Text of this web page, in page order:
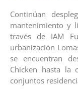
Continúan
mantenimiento y
través de IAM
urbanización
se encuentran
Chicken hasta la
conjuntos